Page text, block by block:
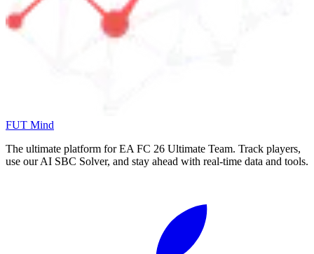
FUT Mind
The ultimate platform for EA FC 26 Ultimate Team. Track players,
use our AI SBC Solver, and stay ahead with real-time data and tools.